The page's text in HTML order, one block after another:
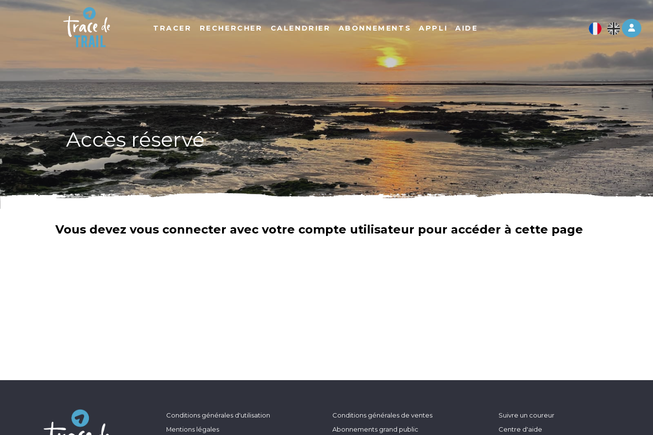
Log
TRACER RECHERCHER CALENDRIER ABONNEMENTS APPLI AIDE
Accès réservé
Vous devez vous connecter avec votre compte utilisateur pour accéder à cette page
Conditions générales d'utilisation
Mentions légales
Conditions générales de ventes
Abonnements grand public
Suivre un coureur
Centre d'aide